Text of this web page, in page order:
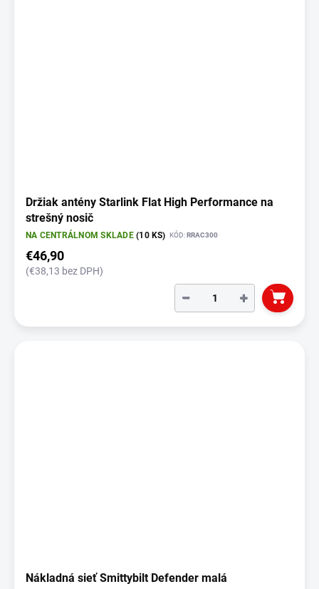
Držiak antény Starlink Flat High Performance na
strešný nosič
NA CENTRÁLNOM SKLADE(10 KS) KÓD:RRAC300
€46,90
(€38,13 bez DPH)
+
−
Nákladná sieť Smittybilt Defender malá